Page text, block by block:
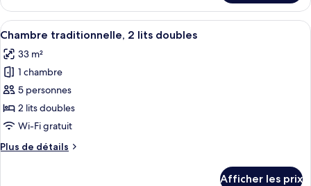
grand
lit
et
1
canapé-
lit,
vue
sur
le
complexe
Chambre
Deluxe,
1
grand
lit
canapé-
lit,
vue
sur
Afficher
toutes
les
photos
pour
ce
type
chambre :
Une chambre d’hôtel avec deux
5
Chambre traditionnelle, 2 lits doubles
33 m²
1 chambre
5 personnes
2 lits doubles
Wi-Fi gratuit
Plus de détails
Plus
Afficher les prix